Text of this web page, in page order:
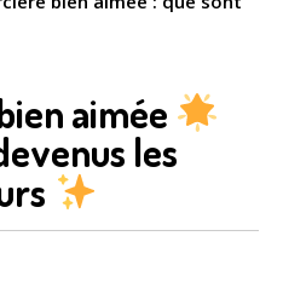
aimée
les